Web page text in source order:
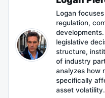
Logan
regulation,
legislative
structure,
of industry
analyzes how
specifically
asset volatility.